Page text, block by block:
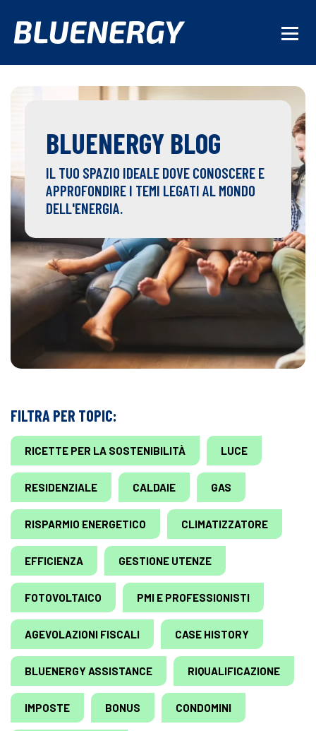
BLUENERGY BLOG
IL TUO SPAZIO IDEALE DOVE CONOSCERE E
APPROFONDIRE I TEMI LEGATI AL MONDO
DELL'ENERGIA.
FILTRA PER TOPIC:
RICETTE PER LA SOSTENIBILITÀ LUCE
RESIDENZIALE CALDAIE GAS
RISPARMIO ENERGETICO CLIMATIZZATORE
EFFICIENZA GESTIONE UTENZE
FOTOVOLTAICO PMI E PROFESSIONISTI
AGEVOLAZIONI FISCALI CASE HISTORY
BLUENERGY ASSISTANCE RIQUALIFICAZIONE
IMPOSTE BONUS CONDOMINI